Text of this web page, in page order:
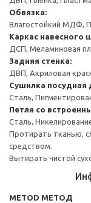
Обвязка:
Влагостойкий МДФ,
Каркас навесного
ДСП, Меламиновая
Задняя стенка:
ДВП, Акриловая
Сушилка посудная
Сталь,
Петля со
Сталь,
Протирать тканью,
средством.
Вытирать чистой
METOD МЕТОД